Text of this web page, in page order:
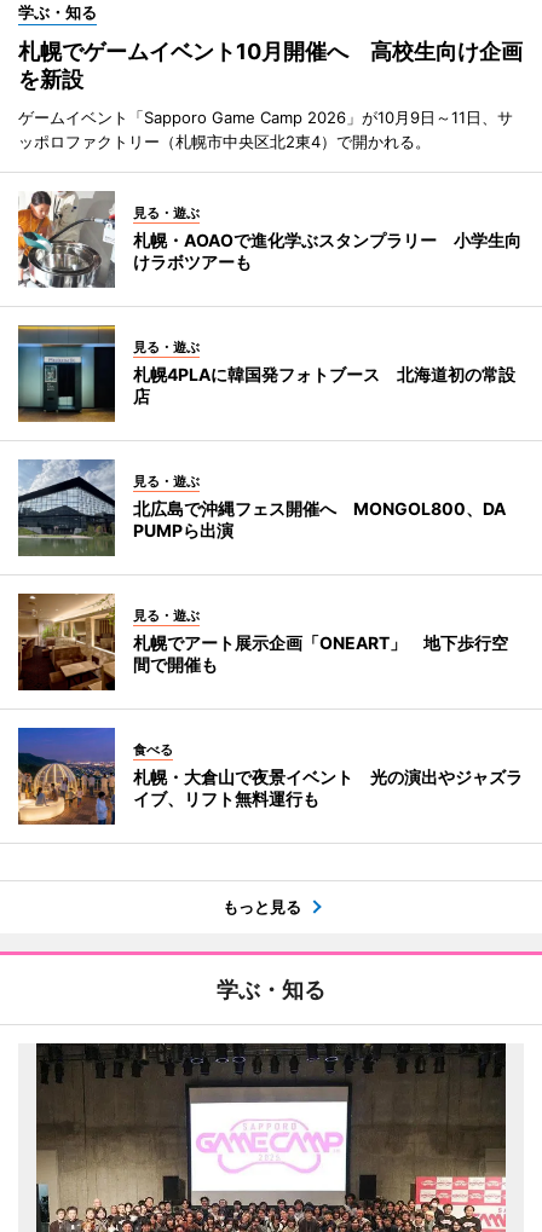
学ぶ・知る
札幌でゲームイベント10月開催へ 高校生向け企画
を新設
ゲームイベント「Sapporo Game Camp 2026」が10月9日～11日、サ
ッポロファクトリー（札幌市中央区北2東4）で開かれる。
見る・遊ぶ
札幌・AOAOで進化学ぶスタンプラリー 小学生向
けラボツアーも
見る・遊ぶ
札幌4PLAに韓国発フォトブース 北海道初の常設
店
見る・遊ぶ
北広島で沖縄フェス開催へ MONGOL800、DA
PUMPら出演
見る・遊ぶ
札幌でアート展示企画「ONEART」 地下歩行空
間で開催も
食べる
札幌・大倉山で夜景イベント 光の演出やジャズラ
イブ、リフト無料運行も
もっと見る
学ぶ・知る